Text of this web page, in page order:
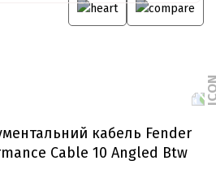
кабель Fender
Cable 10 Angled Btw